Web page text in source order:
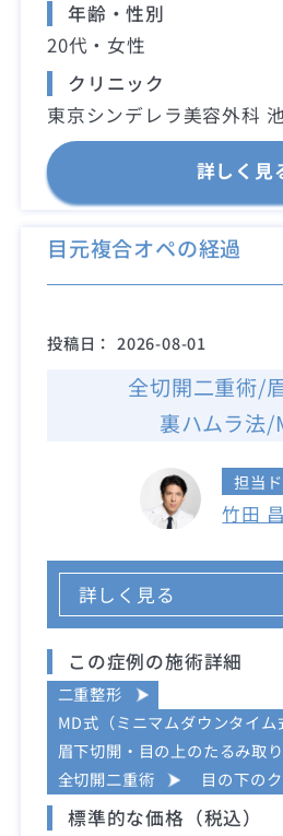
年齢・性別
20代・女性
クリニック
東京シンデレラ美容外科
詳しく見
目元複合オペの経過
投稿日： 2026-08-01
全切開二重術/
裏ハムラ法/
担当
竹田
詳しく見る
この症例の施術詳細
二重整形
MD式（ミニマムダウンタイム
眉下切開・目の上のたるみ取り
全切開二重術
目の下の
標準的な価格（税込）